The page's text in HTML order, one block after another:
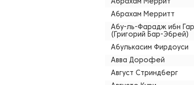
Абрахам Меррит
Абрахам Мерритт
Абу-ль-Фарадж ибн
(Григорий Бар-Эбрей)
Абулькасим Фирдоуси
Авва Дорофей
Август Стриндберг